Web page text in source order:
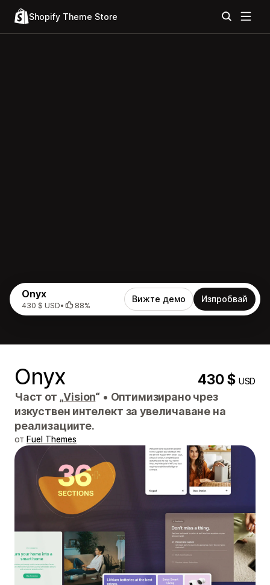
Shopify Theme Store
Onyx
430 $ USD• 88%
Вижте демо Изпробвай
Onyx 430 $USD
Част от „Vision“ • Оптимизирано чрез
изкуствен интелект за увеличаване на
реализациите.
от Fuel Themes